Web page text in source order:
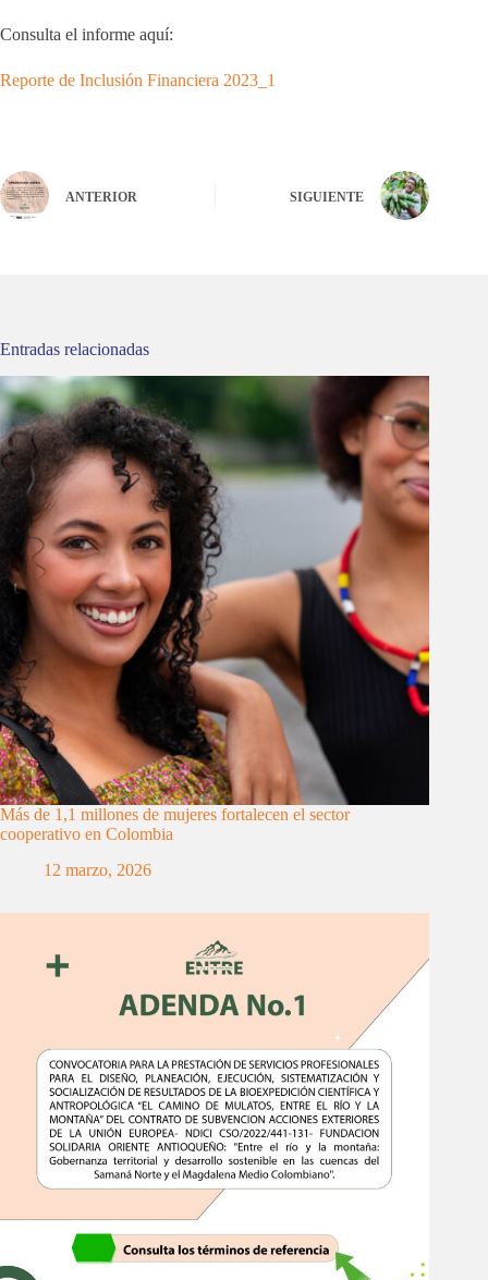
Consulta el informe aquí:
Reporte de Inclusión Financiera 2023_1
ANTERIOR SIGUIENTE
Entradas relacionadas
Más de 1,1 millones de mujeres fortalecen el sector
cooperativo en Colombia
12 marzo, 2026